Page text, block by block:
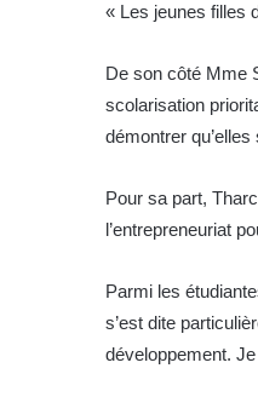
« Les jeunes filles
De son côté Mme
scolarisation
démontrer
Pour sa part,
l’entrepreneuriat
Parmi les
s’est dite
développement.